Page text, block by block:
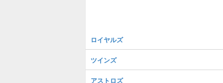
ロイヤルズ
ツインズ
アストロズ